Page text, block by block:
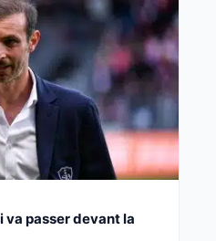
va passer devant la